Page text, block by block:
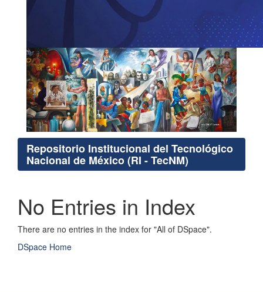
Repositorio Institucional del Tecnológico
Nacional de México (RI - TecNM)
No Entries in Index
There are no entries in the index for "All of DSpace".
DSpace Home